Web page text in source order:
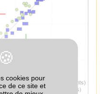
cookies pour
de ce site et